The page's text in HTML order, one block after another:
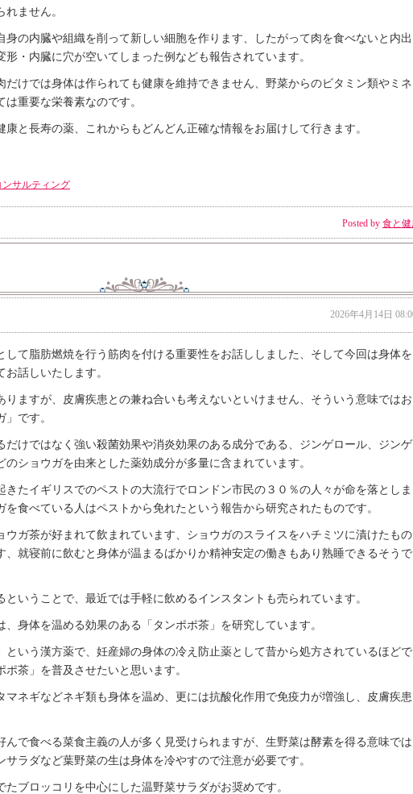
ません。
身の内臓や組織を削って新しい細胞を作ります、したがって肉を食べないと内出
形・内臓に穴が空いてしまった例なども報告されています。
だけでは身体は作られても健康を維持できません、野菜からのビタミン類やミネ
重要な栄養素なのです。
と長寿の薬、これからもどんどん正確な情報をお届けして行きます。
ンサルティング
Posted by 食と
2026年4月14日
して脂肪燃焼を行う筋肉を付ける重要性をお話ししました、そして今回は身体を
話しいたします。
りますが、皮膚疾患との兼ね合いも考えないといけません、そういう意味ではお
です。
だけではなく強い殺菌効果や消炎効果のある成分である、ジンゲロール、ジンゲ
のショウガを由来とした薬効成分が多量に含まれています。
きたイギリスでのペストの大流行でロンドン市民の３０％の人々が命を落としま
を食べている人はペストから免れたという報告から研究されたものです。
ウガ茶が好まれて飲まれています、ショウガのスライスをハチミツに漬けたもの
、就寝前に飲むと身体が温まるばかりか精神安定の働きもあり熟睡できるそうで
ということで、最近では手軽に飲めるインスタントも売られています。
、身体を温める効果のある「タンポポ茶」を研究しています。
という漢方薬で、妊産婦の身体の冷え防止薬として昔から処方されているほどで
茶」を普及させたいと思います。
マネギなどネギ類も身体を温め、更には抗酸化作用で免疫力が増強し、皮膚疾患
んで食べる菜食主義の人が多く見受けられますが、生野菜は酵素を得る意味では
ラダなど葉野菜の生は身体を冷やすので注意が必要です。
ブロッコリを中心にした温野菜サラダがお奨めです。